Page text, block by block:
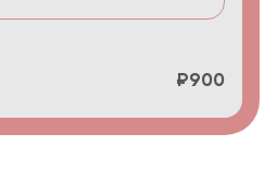
₽900